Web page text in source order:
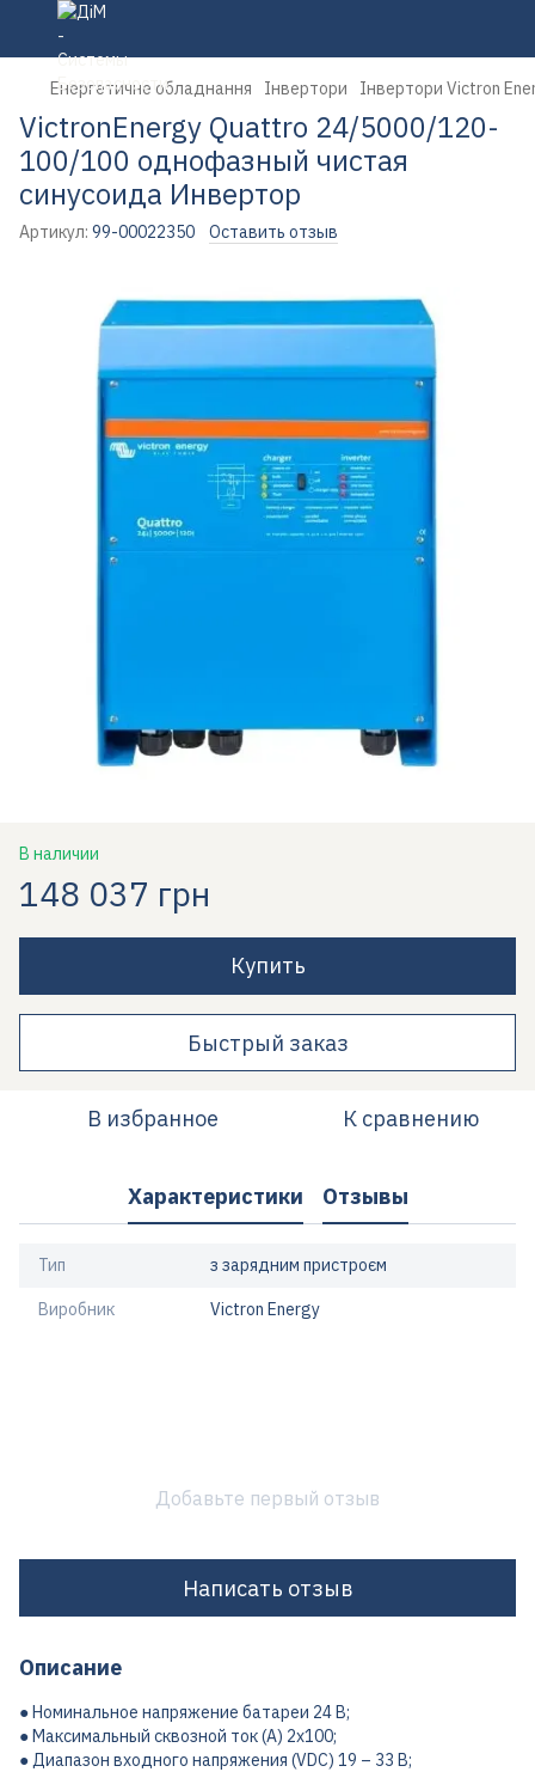
Енергетичне обладнання Інвертори Інвертори Victron
VictronEnergy Quattro 24/5000/120-
100/100 однофазный чистая
синусоида Инвертор
Артикул: 99-00022350 Оставить отзыв
В наличии
148 037 грн
Купить
Быстрый заказ
В избранное К сравнению
Характеристики Отзывы
Тип з зарядним пристроєм
Виробник Victron Energy
Добавьте первый отзыв
Написать отзыв
Описание
● Номинальное напряжение батареи 24 В;
● Максимальный сквозной ток (A) 2x100;
● Диапазон входного напряжения (VDC) 19 – 33 В;